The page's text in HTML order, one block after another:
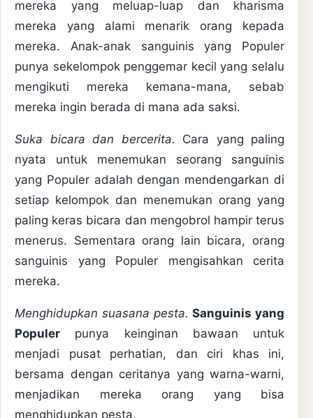
mereka yang meluap-luap dan kharisma
mereka yang alami menarik orang kepada
mereka. Anak-anak sanguinis yang Populer
punya sekelompok penggemar kecil yang selalu
mengikuti mereka kemana-mana, sebab
mereka ingin berada di mana ada saksi.
Suka bicara dan bercerita. Cara yang paling
nyata untuk menemukan seorang sanguinis
yang Populer adalah dengan mendengarkan di
setiap kelompok dan menemukan orang yang
paling keras bicara dan mengobrol hampir terus
menerus. Sementara orang lain bicara, orang
sanguinis yang Populer mengisahkan cerita
mereka.
Menghidupkan suasana pesta.Sanguinis yang
Populer punya keinginan bawaan untuk
menjadi pusat perhatian, dan ciri khas ini,
bersama dengan ceritanya yang warna-warni,
menjadikan mereka orang yang bisa
menghidupkan pesta.